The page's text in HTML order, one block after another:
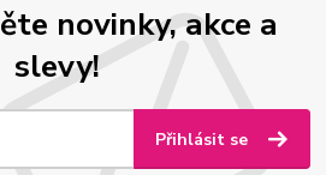
novinky, akce a
slevy!
Přihlásit se